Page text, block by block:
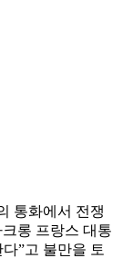
통화에서 전쟁
롱 프랑스 대통
”고 불만을 토